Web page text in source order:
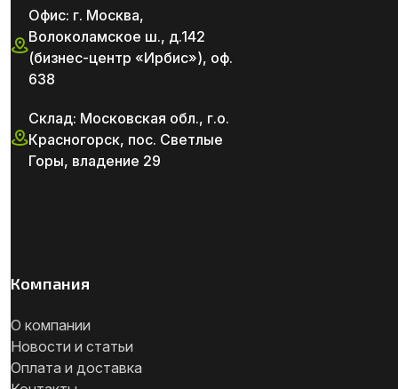
Офис: г. Москва,
Волоколамское ш., д.142
(бизнес-центр «Ирбис»), оф.
638
Склад: Московская обл., г.о.
Красногорск, пос. Светлые
Горы, владение 29
Компания
О компании
Новости и статьи
Оплата и доставка